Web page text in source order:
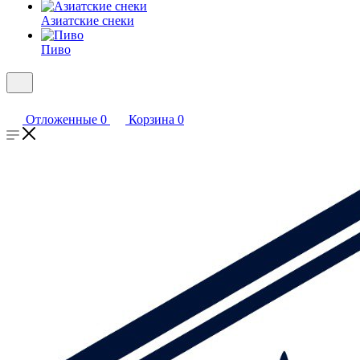
Азиатские снеки
Пиво
Отложенные 0 Корзина 0